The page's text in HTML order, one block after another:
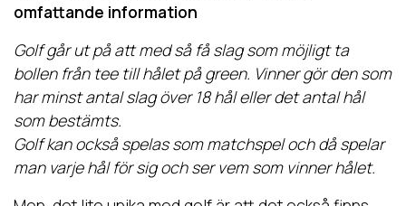
omfattande information
Golf går ut på att med så få slag som möjligt ta
bollen från tee till hålet på green. Vinner gör den som
har minst antal slag över 18 hål eller det antal hål
som bestämts.
Golf kan också spelas som matchspel och då spelar
man varje hål för sig och ser vem som vinner hålet.